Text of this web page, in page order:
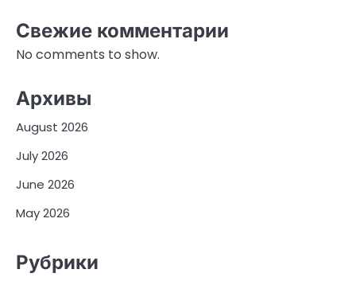
Свежие комментарии
No comments to show.
Архивы
August 2026
July 2026
June 2026
May 2026
Рубрики